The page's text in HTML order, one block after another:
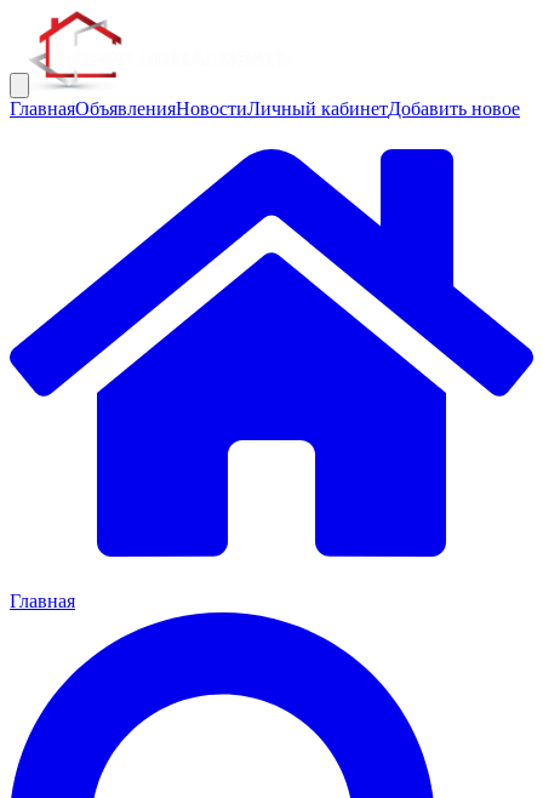
ГлавнаяОбъявленияНовостиЛичный кабинетДобавить новое
Главная